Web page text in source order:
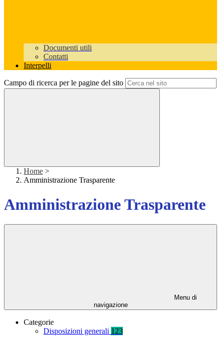
Documenti utili
Contatti
Interpelli
Campo di ricerca per le pagine del sito
Home >
Amministrazione Trasparente
Amministrazione Trasparente
Menu di
navigazione
Categorie
Disposizioni generali 123